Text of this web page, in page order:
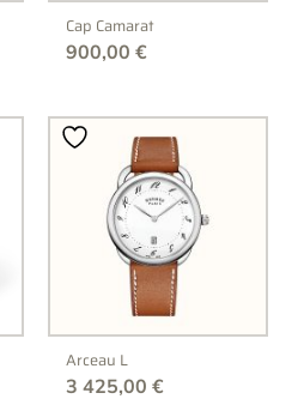
Cap Camarat
900,00 €
Arceau L
3 425,00 €